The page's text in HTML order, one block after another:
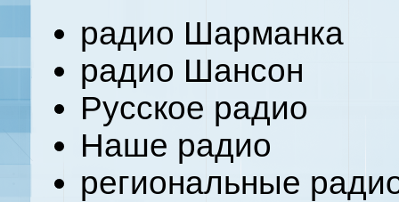
радио Шарманка
радио Шансон
Русское радио
Наше радио
региональные